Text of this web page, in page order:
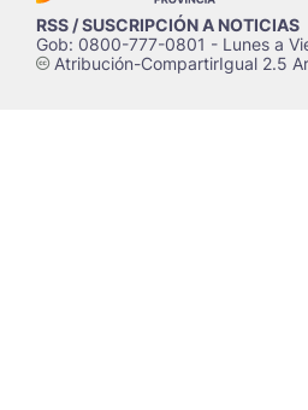
RSS / SUSCRIPCIÓN A NOTICIAS
Gob: 0800-777-0801 - Lunes a
cAtribución-CompartirIgual 2.5